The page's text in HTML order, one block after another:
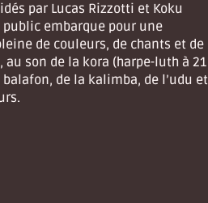
par Lucas Rizzotti et Koku
public embarque pour une
de couleurs, de chants et de
au son de la kora (harpe-luth à 21
balafon, de la kalimba, de l’udu et